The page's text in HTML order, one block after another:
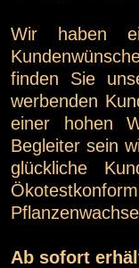
Wir haben
finden Sie
werbenden
einer hohen
Begleiter sein
glückliche
Ab sofort